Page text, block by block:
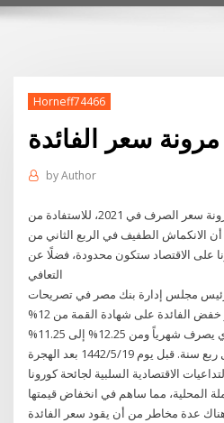
Horneff74466
مرونة سعر الفائدة
byAuthor
وأضاف: “وكذلك تعزيز مرونة سعر الصرف في 2021، للاستفادة من
أن الانكماش الطفيف في الربع الثاني من
على الاقتصاد ستكون محدودة، فضلًا عن
التعافي
مجلس إدارة بنك مصر في تصريحات
خاصة لـ "فيتو" إن مصرفه قرر خفض الفائدة على شهادة القمة من 12%
إلى 11% بالنسبة للعائد الذي يصرف شهرياً ومن 12.25% إلى 11.25%
بالنسبة للعائد الذي يصرف كل ربع سنة. قبل يوم 19‏‏/5‏‏/1442 بعد الهجرة
التداعيات الاقتصادية السلبية لجائحة كورونا
المحلية، مما ساهم في انخفاض قيمتها
وهناك عدة مخاطر من أن يقود سعر الفائدة